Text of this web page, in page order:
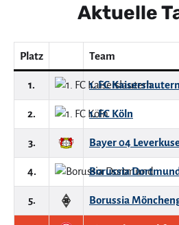
Aktuelle
Platz Team
1. 1. FC Kaiserslautern
2. 1. FC Köln
3. Bayer 04
4. Borussia
5. Borussia